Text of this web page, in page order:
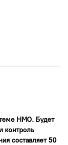
НМО. Будет
контроль
составляет 50